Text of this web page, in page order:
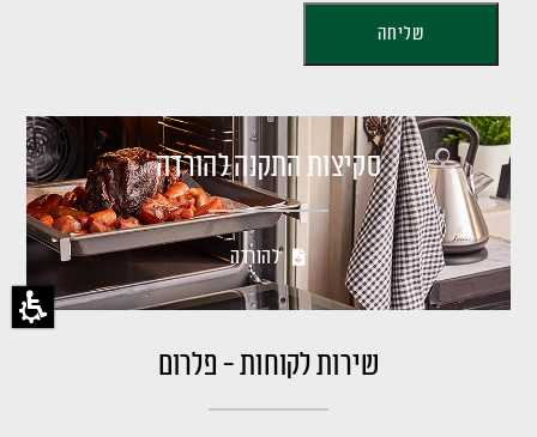
סקיצות התקנה להורדה
להורדה
שירות לקוחות - פלרום